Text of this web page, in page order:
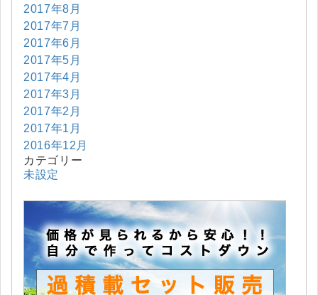
2017年8月
2017年7月
2017年6月
2017年5月
2017年4月
2017年3月
2017年2月
2017年1月
2016年12月
カテゴリー
未設定